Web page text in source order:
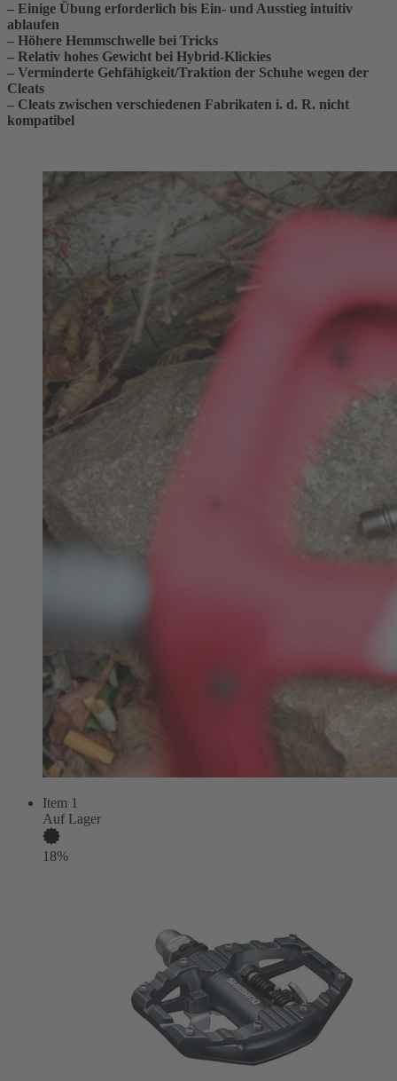
– Einige Übung erforderlich bis Ein- und Ausstieg intuitiv
ablaufen
– Höhere Hemmschwelle bei Tricks
– Relativ hohes Gewicht bei Hybrid-Klickies
– Verminderte Gehfähigkeit/Traktion der Schuhe wegen der
Cleats
– Cleats zwischen verschiedenen Fabrikaten i. d. R. nicht
kompatibel
Item 1
Auf Lager
18%